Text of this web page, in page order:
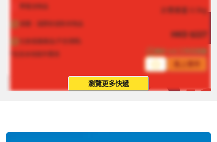
帶電池物品
液體、凝膠狀或粉末物品
化妝或護膚品(不含酒精)
計費重量 0.5kg
HKD$227
瀏覽更多快遞